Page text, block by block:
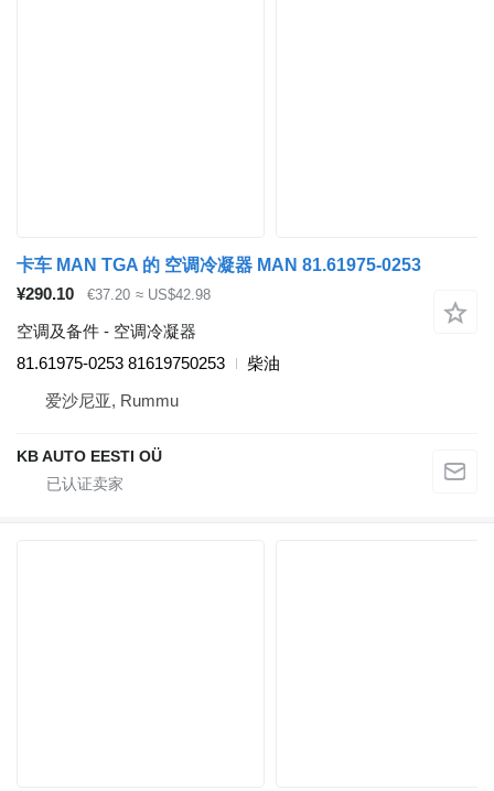
卡车 MAN TGA 的 空调冷凝器 MAN 81.61975-0253
¥290.10
€37.20 ≈ US$42.98
空调及备件 - 空调冷凝器
81.61975-0253 81619750253
柴油
爱沙尼亚, Rummu
KB AUTO EESTI OÜ